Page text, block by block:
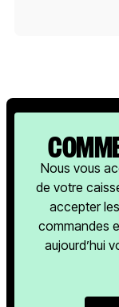
Nous vous
de votre
accepter
commandes
aujourd’hui